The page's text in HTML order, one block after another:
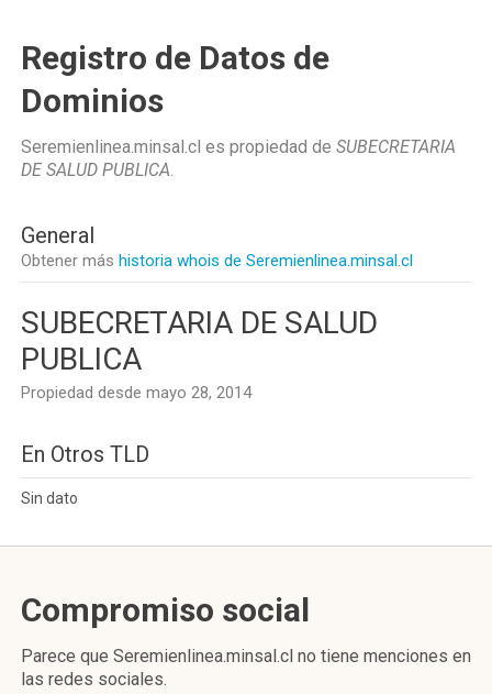
Registro de Datos de
Dominios
Seremienlinea.minsal.cl es propiedad de SUBECRETARIA
DE SALUD PUBLICA.
General
Obtener más historia whois de Seremienlinea.minsal.cl
SUBECRETARIA DE SALUD
PUBLICA
Propiedad desde mayo 28, 2014
En Otros TLD
Sin dato
Compromiso social
Parece que Seremienlinea.minsal.cl no tiene menciones en
las redes sociales.